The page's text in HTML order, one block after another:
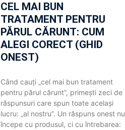
CEL MAI BUN
TRATAMENT PENTRU
PĂRUL CĂRUNT: CUM
ALEGI CORECT (GHID
ONEST)
Când cauți „cel mai bun tratament
pentru părul cărunt”, primești zeci de
răspunsuri care spun toate același
lucru: „al nostru”. Un răspuns onest nu
începe cu produsul, ci cu întrebarea: